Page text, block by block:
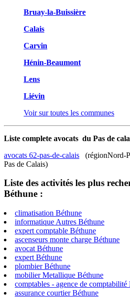
Bruay-la-Buissière
Calais
Carvin
Hénin-Beaumont
Lens
Liévin
Voir sur toutes les communes
Liste complete avocats du Pas de
avocats 62-pas-de-calais (régionNord-
Pas de Calais)
Liste des activités les plus
Béthune :
climatisation Béthune
informatique Autres Béthune
expert comptable Béthune
ascenseurs monte charge Béthune
avocat Béthune
expert Béthune
plombier Béthune
mobilier Metallique Béthune
comptables - agence de comptabilité
assurance courtier Béthune